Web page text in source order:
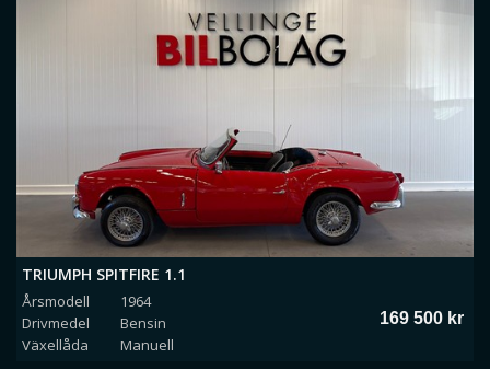
TRIUMPH SPITFIRE 1.1
Årsmodell
1964
Drivmedel
Bensin
Växellåda
Manuell
169 500 kr